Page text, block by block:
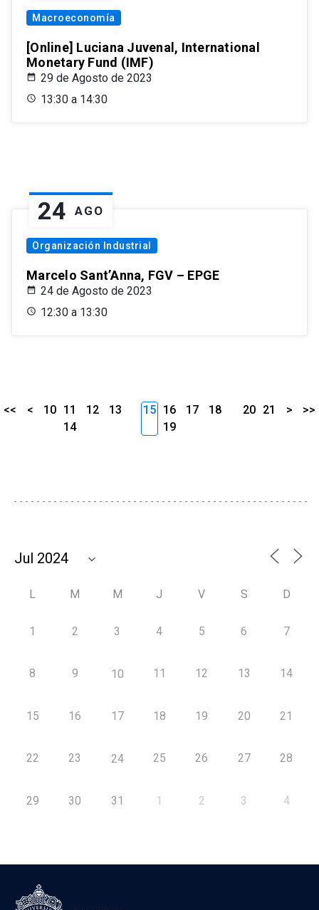
Macroeconomía
[Online] Luciana Juvenal, International
Monetary Fund (IMF)
29 de Agosto de 2023
13:30 a 14:30
24 AGO
Organización Industrial
Marcelo Sant’Anna, FGV – EPGE
24 de Agosto de 2023
12:30 a 13:30
<< < 10 11 12
13
14
15 16 17
18
19
20 21 > >>
L M M J V S D
1 2 3 4 5 6 7
8 9 10 11 12 13 14
15 16 17 18 19 20 21
22 23 24 25 26 27 28
29 30 31 1 2 3 4